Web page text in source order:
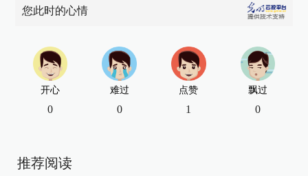
您此时的心情
开心
0
难过
0
点赞
1
飘过
0
推荐阅读